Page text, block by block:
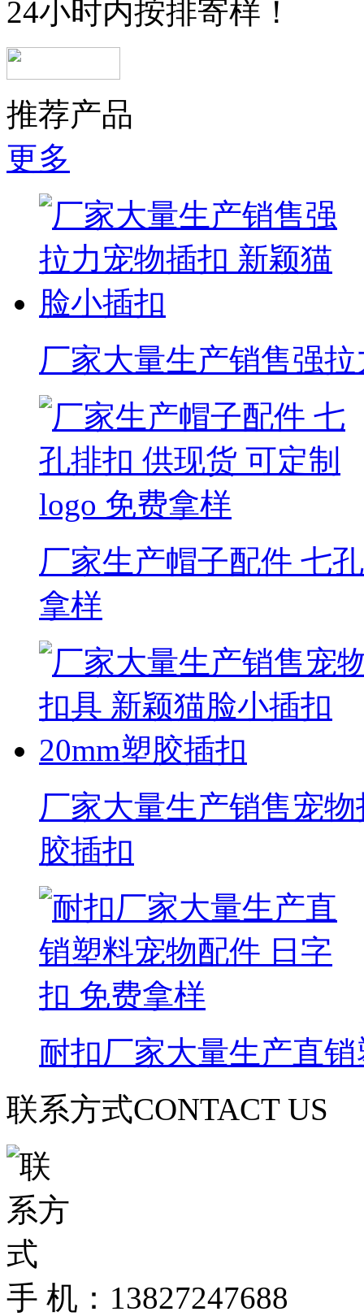
24小时内按排寄样！
推荐产品
更多
厂家大量生产销售强
厂家生产帽子配件 七
拿样
厂家大量生产销售宠
胶插扣
耐扣厂家大量生产直
联系方式CONTACT US
手 机：13827247688